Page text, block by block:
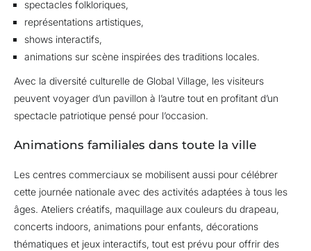
spectacles folkloriques,
représentations artistiques,
shows interactifs,
animations sur scène inspirées des traditions locales.
Avec la diversité culturelle de Global Village, les visiteurs
peuvent voyager d’un pavillon à l’autre tout en profitant d’un
spectacle patriotique pensé pour l’occasion.
Animations familiales dans toute la ville
Les centres commerciaux se mobilisent aussi pour célébrer
cette journée nationale avec des activités adaptées à tous les
âges. Ateliers créatifs, maquillage aux couleurs du drapeau,
concerts indoors, animations pour enfants, décorations
thématiques et jeux interactifs, tout est prévu pour offrir des